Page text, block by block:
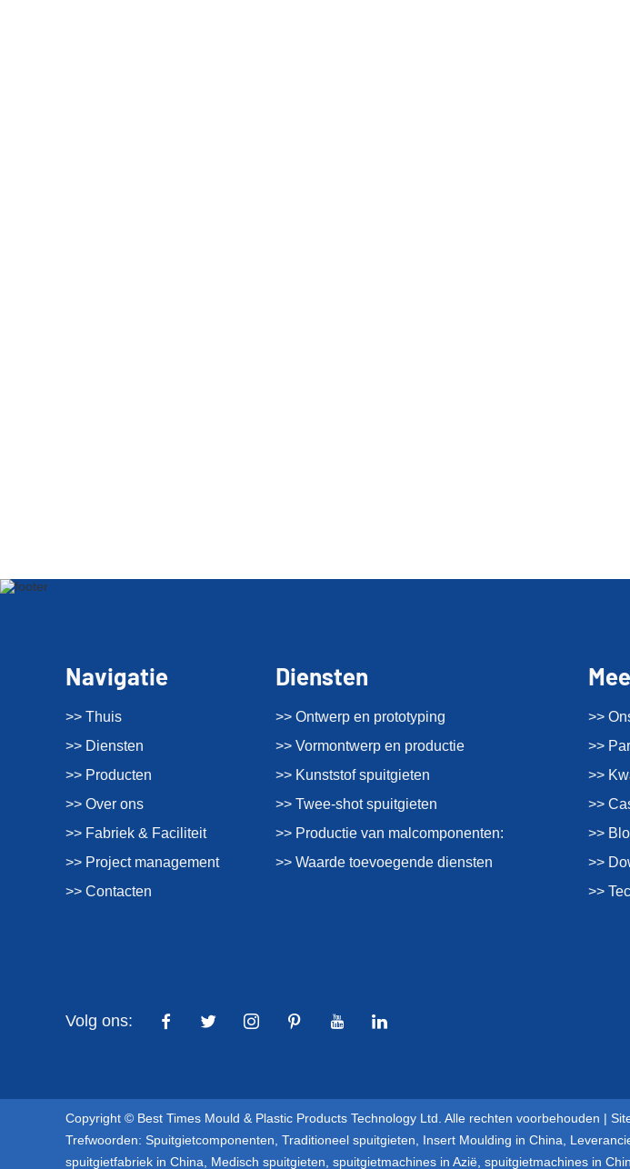
Navigatie
>> Thuis
>> Diensten
>> Producten
>> Over ons
>> Fabriek & Faciliteit
>> Project management
>> Contacten
Diensten
>> Ontwerp en prototyping
>> Vormontwerp en productie
>> Kunststof spuitgieten
>> Twee-shot spuitgieten
>> Productie van malcomponenten:
>> Waarde toevoegende diensten
>>
>>
>>
>>
>>
>>
>>
Volg ons:
Copyright © Best Times Mould & Plastic Products Technology Ltd. Alle rechten voorbehouden |
Trefwoorden: Spuitgietcomponenten Traditioneel spuitgieten Insert Moulding in China
spuitgietfabriek in China
Medisch spuitgieten spuitgietmachines in Azië spuitgietmachines in